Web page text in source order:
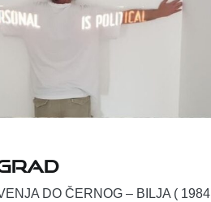
DO ČERNOG – BILJA ( 1984